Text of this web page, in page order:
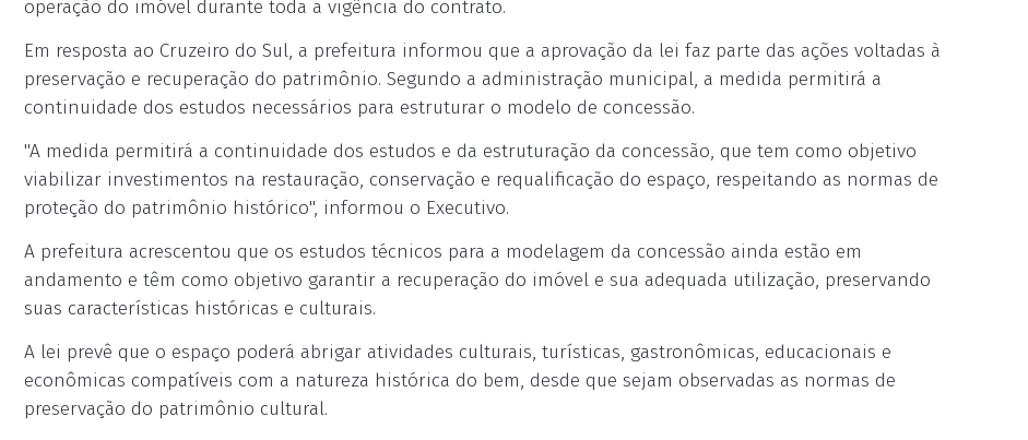
operação do imóvel durante toda a vigência do contrato.
Em resposta ao Cruzeiro do Sul, a prefeitura informou que a aprovação da lei faz parte das ações voltadas à
preservação e recuperação do patrimônio. Segundo a administração municipal, a medida permitirá a
continuidade dos estudos necessários para estruturar o modelo de concessão.
"A medida permitirá a continuidade dos estudos e da estruturação da concessão, que tem como objetivo
viabilizar investimentos na restauração, conservação e requalificação do espaço, respeitando as normas de
proteção do patrimônio histórico", informou o Executivo.
A prefeitura acrescentou que os estudos técnicos para a modelagem da concessão ainda estão em
andamento e têm como objetivo garantir a recuperação do imóvel e sua adequada utilização, preservando
suas características históricas e culturais.
A lei prevê que o espaço poderá abrigar atividades culturais, turísticas, gastronômicas, educacionais e
econômicas compatíveis com a natureza histórica do bem, desde que sejam observadas as normas de
preservação do patrimônio cultural.